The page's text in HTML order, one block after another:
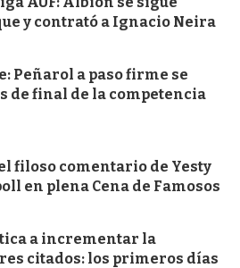
y contrató a Ignacio Neira
Peñarol a paso firme se
de final de la competencia
filoso comentario de Yesty
en plena Cena de Famosos
a incrementar la
citados: los primeros días